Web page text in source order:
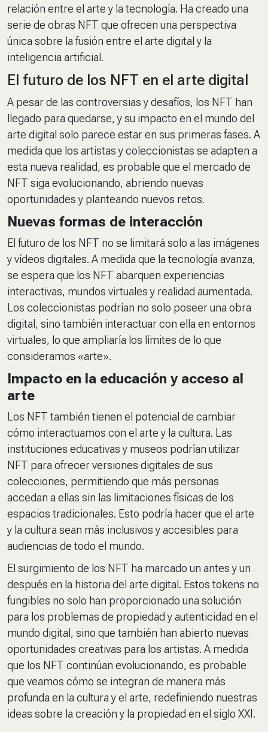
relación entre el arte y la tecnología. Ha creado una
serie de obras NFT que ofrecen una perspectiva
única sobre la fusión entre el arte digital y la
inteligencia artificial.
El futuro de los NFT en el arte digital
A pesar de las controversias y desafíos, los NFT han
llegado para quedarse, y su impacto en el mundo del
arte digital solo parece estar en sus primeras fases. A
medida que los artistas y coleccionistas se adapten a
esta nueva realidad, es probable que el mercado de
NFT siga evolucionando, abriendo nuevas
oportunidades y planteando nuevos retos.
Nuevas formas de interacción
El futuro de los NFT no se limitará solo a las imágenes
y vídeos digitales. A medida que la tecnología avanza,
se espera que los NFT abarquen experiencias
interactivas, mundos virtuales y realidad aumentada.
Los coleccionistas podrían no solo poseer una obra
digital, sino también interactuar con ella en entornos
virtuales, lo que ampliaría los límites de lo que
consideramos «arte».
Impacto en la educación y acceso al
arte
Los NFT también tienen el potencial de cambiar
cómo interactuamos con el arte y la cultura. Las
instituciones educativas y museos podrían utilizar
NFT para ofrecer versiones digitales de sus
colecciones, permitiendo que más personas
accedan a ellas sin las limitaciones físicas de los
espacios tradicionales. Esto podría hacer que el arte
y la cultura sean más inclusivos y accesibles para
audiencias de todo el mundo.
El surgimiento de los NFT ha marcado un antes y un
después en la historia del arte digital. Estos tokens no
fungibles no solo han proporcionado una solución
para los problemas de propiedad y autenticidad en el
mundo digital, sino que también han abierto nuevas
oportunidades creativas para los artistas. A medida
que los NFT continúan evolucionando, es probable
que veamos cómo se integran de manera más
profunda en la cultura y el arte, redefiniendo nuestras
ideas sobre la creación y la propiedad en el siglo XXI.